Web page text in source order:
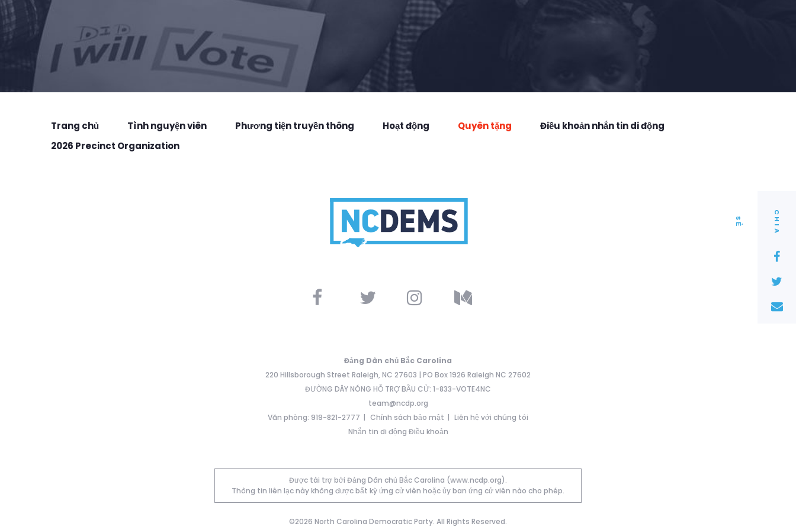
C
H I
A
S
Ẻ
Trang chủ Tình nguyện viên Phương tiện truyền thông Hoạt động Quyên tặng
Điều khoản nhắn tin di động
2026 Precinct Organization
Đảng Dân chủ Bắc Carolina
220 Hillsborough Street Raleigh, NC 27603 | PO Box 1926 Raleigh NC 27602
ĐƯỜNG DÂY NÓNG HỖ TRỢ BẦU CỬ: 1-833-VOTE4NC
team@ncdp.org
Văn phòng: 919-821-2777
Chính sách bảo mật
Liên hệ với chúng tôi
Nhắn tin di động Điều khoản
Được tài trợ bởi Đảng Dân chủ Bắc Carolina (www.ncdp.org).
Thông tin liên lạc này không được bất kỳ ứng cử viên hoặc ủy ban ứng cử viên nào cho phép.
©2026 North Carolina Democratic Party. All Rights Reserved.